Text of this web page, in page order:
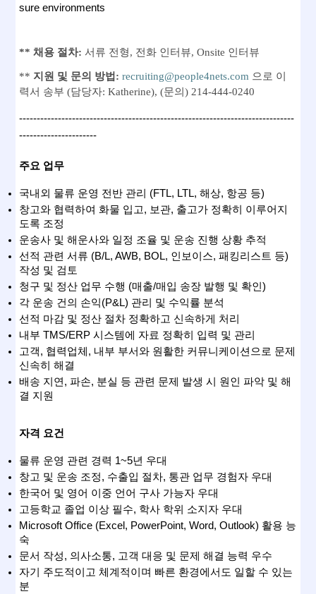
sure environments
** 채용 절차: 서류 전형, 전화 인터뷰, Onsite 인터뷰
** 지원 및 문의 방법:recruiting@people4nets.com 으로 이
력서 송부 (담당자: Katherine), (문의) 214-444-0240
------------------------------------------------------------------------------
----------------------
주요 업무
국내외 물류 운영 전반 관리 (FTL, LTL, 해상, 항공 등)
창고와 협력하여 화물 입고, 보관, 출고가 정확히 이루어지
도록 조정
운송사 및 해운사와 일정 조율 및 운송 진행 상황 추적
선적 관련 서류 (B/L, AWB, BOL, 인보이스, 패킹리스트 등)
작성 및 검토
청구 및 정산 업무 수행 (매출/매입 송장 발행 및 확인)
각 운송 건의 손익(P&L) 관리 및 수익률 분석
선적 마감 및 정산 절차 정확하고 신속하게 처리
내부 TMS/ERP 시스템에 자료 정확히 입력 및 관리
고객, 협력업체, 내부 부서와 원활한 커뮤니케이션으로 문제
신속히 해결
배송 지연, 파손, 분실 등 관련 문제 발생 시 원인 파악 및 해
결 지원
자격 요건
물류 운영 관련 경력 1~5년 우대
창고 및 운송 조정, 수출입 절차, 통관 업무 경험자 우대
한국어 및 영어 이중 언어 구사 가능자 우대
고등학교 졸업 이상 필수, 학사 학위 소지자 우대
Microsoft Office (Excel, PowerPoint, Word, Outlook) 활용 능
숙
문서 작성, 의사소통, 고객 대응 및 문제 해결 능력 우수
자기 주도적이고 체계적이며 빠른 환경에서도 일할 수 있는
분